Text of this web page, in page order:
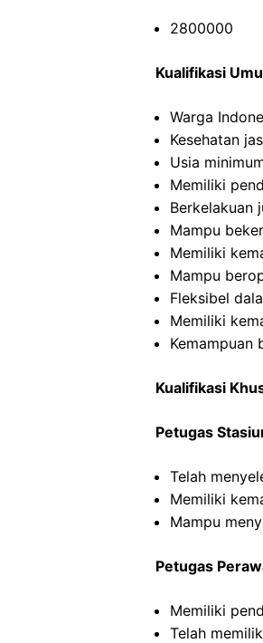
2800000
Kualifikasi
Warga
Kesehatan
Usia
Memiliki
Berkelakuan
Mampu
Memiliki
Mampu
Fleksibel
Memiliki
Kemampuan
Kualifikasi
Petugas
Telah
Memiliki
Mampu
Petugas
Memiliki
Telah